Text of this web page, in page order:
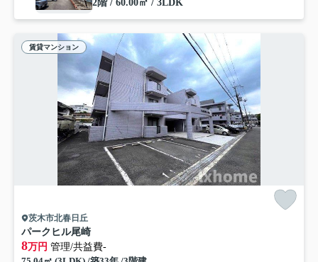
2階 / 60.00㎡ / 3LDK
賃貸マンション
茨木市北春日丘
パークヒル尾崎
8万円 管理/共益費-